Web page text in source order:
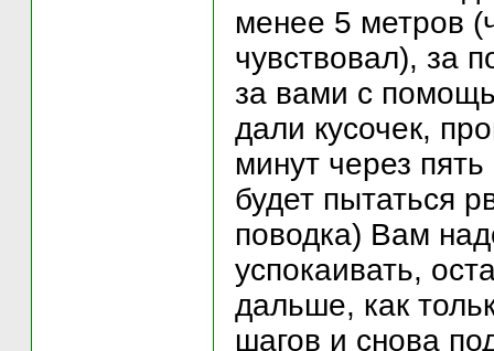
менее 5 метров
чувствовал), за
за вами с
дали кусочек,
минут через
будет пытаться
поводка) Вам
успокаивать,
дальше, как
шагов и снова